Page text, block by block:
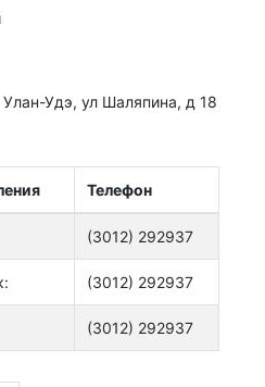
Улан-Удэ, ул Шаляпина, д 18
Телефон
(3012) 292937
(3012) 292937
(3012) 292937